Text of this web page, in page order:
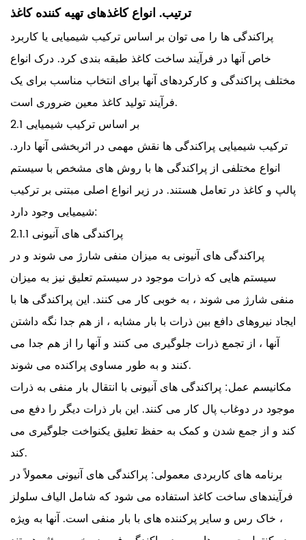
ترتیب. انواع کاغذهای تهیه کننده کاغذ
پراکندگی ها را می توان بر اساس ترکیب شیمیایی یا کاربرد
خاص آنها در فرآیند ساخت کاغذ طبقه بندی کرد. درک انواع
مختلف پراکندگی و کارکردهای آنها برای انتخاب مناسب برای یک
فرآیند تولید کاغذ معین ضروری است.
2.1 بر اساس ترکیب شیمیایی
ترکیب شیمیایی پراکندگی ها نقش مهمی در اثربخشی آنها دارد.
انواع مختلفی از پراکندگی ها با روش های مشخص با سیستم
پالپ و کاغذ در تعامل هستند. در زیر انواع اصلی مبتنی بر ترکیب
شیمیایی وجود دارد:
2.1.1 پراکندگی های آنیونی
پراکندگی های آنیونی به میزان منفی شارژ می شوند و در
سیستم هایی که ذرات موجود در سیستم تعلیق نیز به میزان
منفی شارژ می شوند ، به خوبی کار می کنند. این پراکندگی ها با
ایجاد نیروهای دافع بین ذرات با بار مشابه ، از هم جدا نگه داشتن
آنها ، از تجمع ذرات جلوگیری می کنند و آنها را از هم جدا می
کنند و به طور مساوی پراکنده می شوند.
مکانیسم عمل: پراکندگی های آنیونی با انتقال بار منفی به ذرات
موجود در دوغاب پال کار می کنند. این بار ذرات دیگر را دفع می
کند و از جمع شدن و کمک به حفظ تعلیق یکنواخت جلوگیری می
کند.
برنامه های کاربردی معمولی: پراکندگی های آنیونی معمولاً در
فرآیندهای ساخت کاغذ استفاده می شود که شامل الیاف سلولز
، خاک رس و سایر پرکننده های با بار منفی است. آنها به ویژه